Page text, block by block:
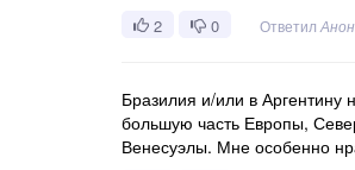
2 0 Ответил
Бразилия и/или в
большую часть Европы,
Венесуэлы. Мне особенно